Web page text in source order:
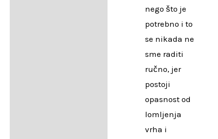
nego što je
potrebno i to
se nikada ne
sme raditi
ručno, jer
postoji
opasnost od
lomljenja
vrha i